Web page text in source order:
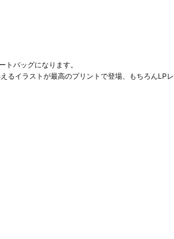
バッグになります。
るイラストが最高のプリントで登場、もちろんLPレ